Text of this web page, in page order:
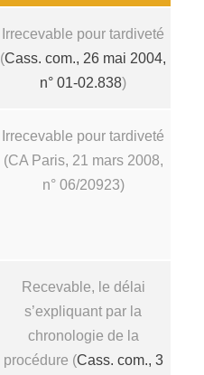
Irrecevable pour tardiveté
(Cass. com., 26 mai 2004,
n° 01-02.838)
Irrecevable pour tardiveté
(CA Paris, 21 mars 2008,
n° 06/20923)
Recevable, le délai
s’expliquant par la
chronologie de la
procédure (Cass. com., 3